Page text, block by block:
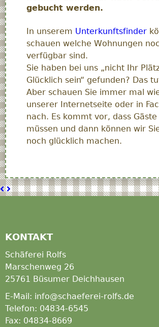
gebucht werden.
In unserem Unterkunftsfinder
schauen welche Wohnungen
verfügbar sind.
Sie haben bei uns „nicht Ihr
Glücklich sein“ gefunden? Das
Aber schauen Sie immer mal
unserer Internetseite oder in
nach. Es kommt vor, dass
müssen und dann können wir
noch glücklich machen.
Nicolaihör
Stewel
KONTAKT
Schäferei Rolfs
Marschenweg 26
25761 Büsumer Deichhausen
E-Mail: info@schaeferei-rolfs.de
Telefon: 04834-6545
Fax: 04834-8669